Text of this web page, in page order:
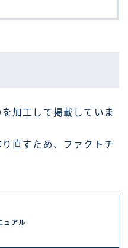
加工して掲載していま
直すため、ファクトチ
ュアル